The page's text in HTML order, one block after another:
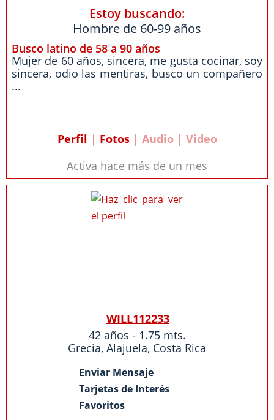
Estoy buscando:
Hombre de 60-99 años
Busco latino de 58 a 90 años
Mujer de 60 años, sincera, me gusta cocinar, soy
sincera, odio las mentiras, busco un compañero
...
Perfil | Fotos| Audio | Video
Activa hace más de un mes
WILL112233
42 años - 1.75 mts.
Grecia, Alajuela, Costa Rica
Enviar Mensaje
Tarjetas de Interés
Favoritos